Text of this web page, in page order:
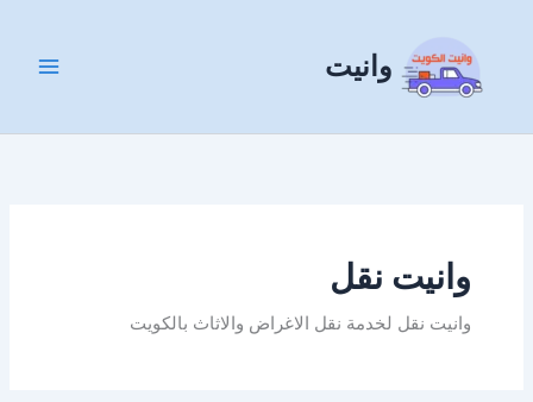
المحتوى
وانيت
وانيت نقل
وانيت نقل لخدمة نقل الاغراض والاثاث بالكويت